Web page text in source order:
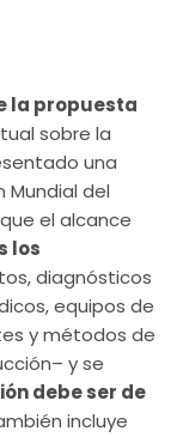
la propuesta
sobre la
una
Mundial del
el alcance
los
diagnósticos
equipos de
y métodos de
y se
debe ser de
incluye